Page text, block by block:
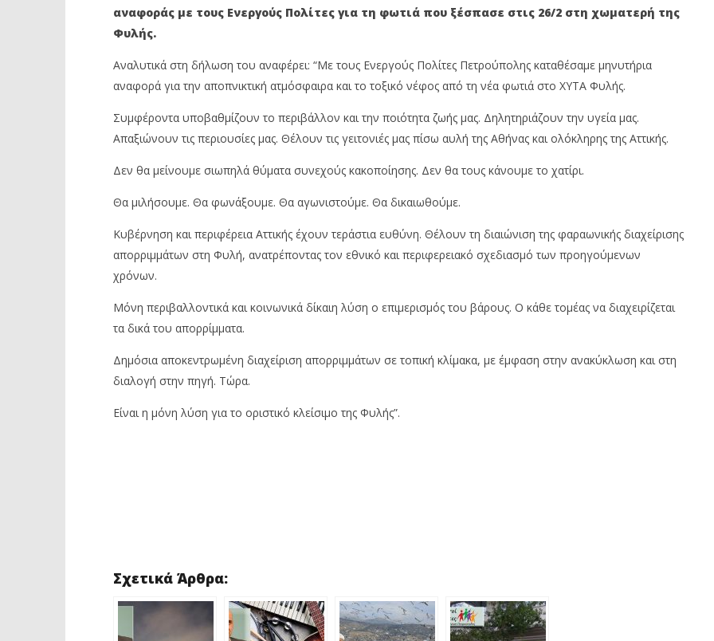
Φεβρουαρίου
2021
28
Φεβρουαρίου
28
Φεβρουαρίου
αναφοράς με τους Ενεργούς Πολίτες για τη φωτιά που ξέσπασε στις 26/2 στη χωματερή της
Φυλής.
Αναλυτικά στη δήλωση του αναφέρει: “Με τους Ενεργούς Πολίτες Πετρούπολης καταθέσαμε μηνυτήρια
αναφορά για την αποπνικτική ατμόσφαιρα και το τοξικό νέφος από τη νέα φωτιά στο ΧΥΤΑ Φυλής.
Συμφέροντα υποβαθμίζουν το περιβάλλον και την ποιότητα ζωής μας. Δηλητηριάζουν την υγεία μας.
Απαξιώνουν τις περιουσίες μας. Θέλουν τις γειτονιές μας πίσω αυλή της Αθήνας και ολόκληρης της Αττικής.
Δεν θα μείνουμε σιωπηλά θύματα συνεχούς κακοποίησης. Δεν θα τους κάνουμε το χατίρι.
Θα μιλήσουμε. Θα φωνάξουμε. Θα αγωνιστούμε. Θα δικαιωθούμε.
Κυβέρνηση και περιφέρεια Αττικής έχουν τεράστια ευθύνη. Θέλουν τη διαιώνιση της φαραωνικής διαχείρισης
απορριμμάτων στη Φυλή, ανατρέποντας τον εθνικό και περιφερειακό σχεδιασμό των προηγούμενων
χρόνων.
Μόνη περιβαλλοντικά και κοινωνικά δίκαιη λύση ο επιμερισμός του βάρους. Ο κάθε τομέας να διαχειρίζεται
τα δικά του απορρίμματα.
Δημόσια αποκεντρωμένη διαχείριση απορριμμάτων σε τοπική κλίμακα, με έμφαση στην ανακύκλωση και στη
διαλογή στην πηγή. Τώρα.
Είναι η μόνη λύση για το οριστικό κλείσιμο της Φυλής”.
Σχετικά Άρθρα: